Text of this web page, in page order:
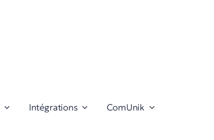
Intégrations ComUnik